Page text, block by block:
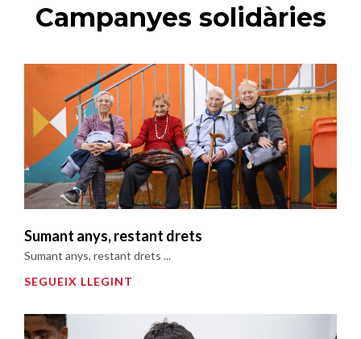
Campanyes solidàries
Sumant anys, restant drets
Sumant anys, restant drets ...
SEGUEIX LLEGINT